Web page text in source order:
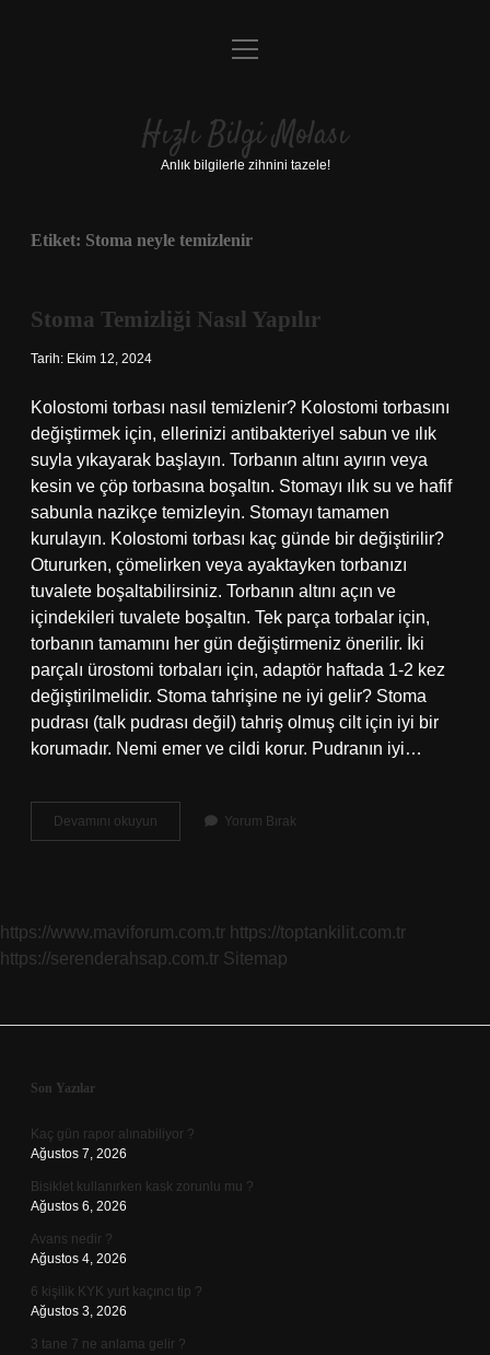
Anasayfa
Yasal Uyarı
menüyü
Hızlı Bilgi Molası
Anlık bilgilerle zihnini tazele!
Etiket: Stoma neyle temizlenir
Stoma Temizliği Nasıl Yapılır
Tarih: Ekim 12, 2024
Kolostomi torbası nasıl temizlenir? Kolostomi torbasını
değiştirmek için, ellerinizi antibakteriyel sabun ve ılık
suyla yıkayarak başlayın. Torbanın altını ayırın veya
kesin ve çöp torbasına boşaltın. Stomayı ılık su ve hafif
sabunla nazikçe temizleyin. Stomayı tamamen
kurulayın. Kolostomi torbası kaç günde bir değiştirilir?
Otururken, çömelirken veya ayaktayken torbanızı
tuvalete boşaltabilirsiniz. Torbanın altını açın ve
içindekileri tuvalete boşaltın. Tek parça torbalar için,
torbanın tamamını her gün değiştirmeniz önerilir. İki
parçalı ürostomi torbaları için, adaptör haftada 1-2 kez
değiştirilmelidir. Stoma tahrişine ne iyi gelir? Stoma
pudrası (talk pudrası değil) tahriş olmuş cilt için iyi bir
korumadır. Nemi emer ve cildi korur. Pudranın iyi…
Devamını okuyun
Temizliği
Yorum Bırak
https://www.maviforum.com.tr https://toptankilit.com.tr
https://serenderahsap.com.tr Sitemap
Sidebar
Son Yazılar
Kaç gün rapor alınabiliyor ?
Ağustos 7, 2026
Bisiklet kullanırken kask zorunlu mu ?
Ağustos 6, 2026
Avans nedir ?
Ağustos 4, 2026
6 kişilik KYK yurt kaçıncı tip ?
Ağustos 3, 2026
3 tane 7 ne anlama gelir ?